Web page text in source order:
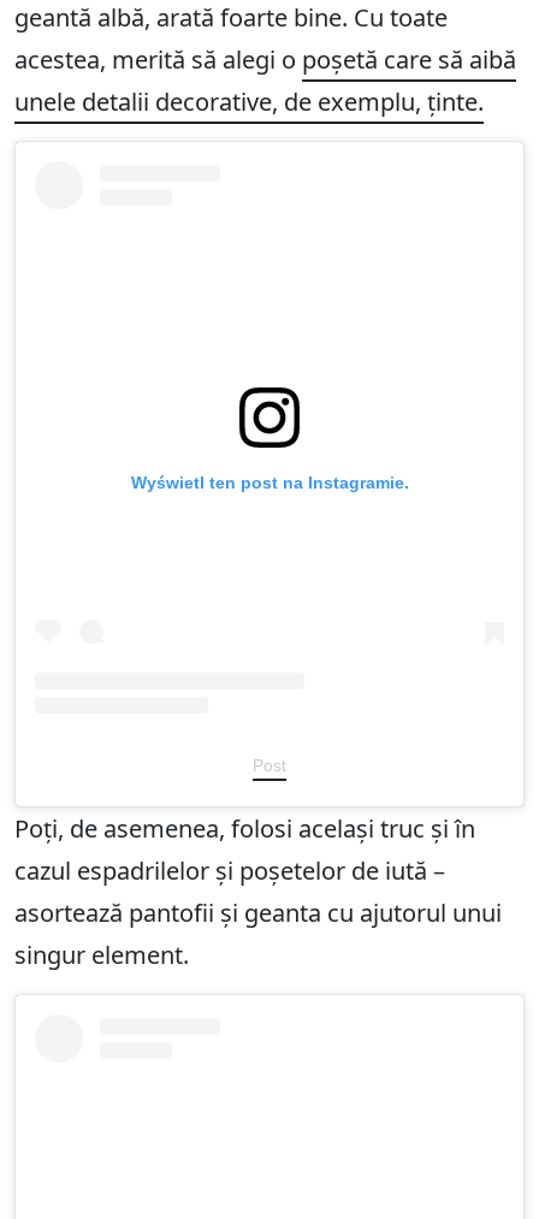
geantă albă, arată foarte bine. Cu toate
acestea, merită să alegi o poșetă care să aibă
unele detalii decorative, de exemplu, ținte.
Wyświetl ten post na Instagramie.
Post
Poți, de asemenea, folosi același truc și în
cazul espadrilelor și poșetelor de iută –
asortează pantofii și geanta cu ajutorul unui
singur element.